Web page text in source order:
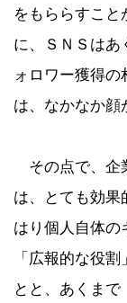
をもららすこと
に、ＳＮＳはあ
ォロワー獲得
は、なかなか顔
その点で、企
は、とても効果
はり個人自体の
「広報的な役
とと、あくま